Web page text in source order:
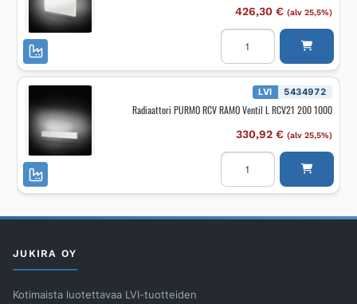
määrä
426,30 € (alv 25,5%)
Radiaattori
PURMO
Plan
Ventil
FCV21
2300
LVI 5434972
Radiaattori PURMO RCV RAMO Ventil L RCV21 200 1000
330,92 € (alv 25,5%)
Radiaattori
PURMO
RAMO
RCV21
JUKIRA OY
Kotimaista luotettavaa LVI-tuotteiden